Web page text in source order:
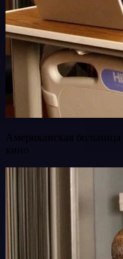
Американская больница оказалась в точности такой, как в
кино